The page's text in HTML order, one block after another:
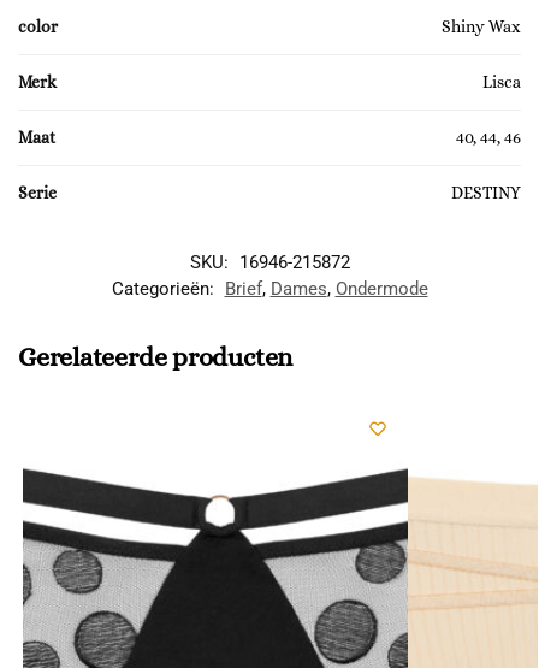
color Shiny Wax
Merk Lisca
Maat 40, 44, 46
Serie DESTINY
SKU:
16946-215872
Categorieën:
Brief, Dames, Ondermode
Gerelateerde producten